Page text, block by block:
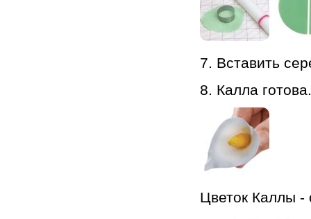
7. Вставить
8. Калла готова.
Цветок Каллы -